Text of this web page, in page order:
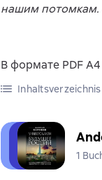
нашим потомкам.
В формате PDF
1